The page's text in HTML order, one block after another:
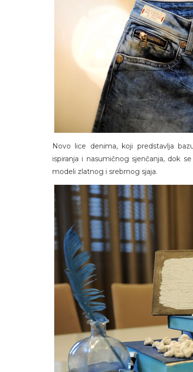
Novo lice denima, koji predstavlja
ispiranja i nasumičnog sjenčanja, dok
modeli zlatnog i srebrnog sjaja.